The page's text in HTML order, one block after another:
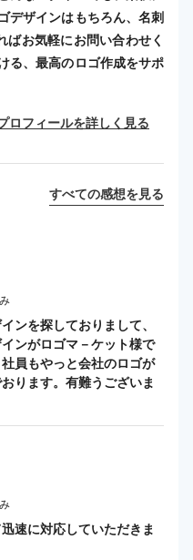
デザインはもちろん、名刺
お気軽にお問い合わせく
る、最高のロゴ作成をサポ
ロフィールを詳しく見る
すべての感想を見る
ンを探しておりまして、
ンがロゴマ－ケット様で
員もやっと会社のロゴが
ります。有難うございま
速に対応していただきま